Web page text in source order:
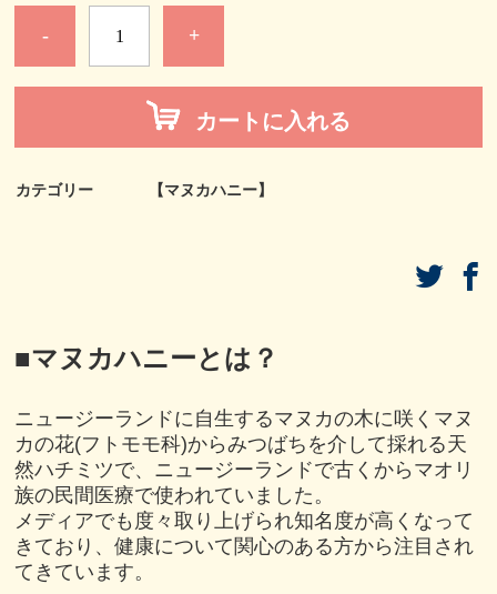
- +
カートに入れる
カテゴリー 【マヌカハニー】
■マヌカハニーとは？
ニュージーランドに自生するマヌカの木に咲くマヌ
カの花(フトモモ科)からみつばちを介して採れる天
然ハチミツで、ニュージーランドで古くからマオリ
族の民間医療で使われていました。
メディアでも度々取り上げられ知名度が高くなって
きており、健康について関心のある方から注目され
てきています。